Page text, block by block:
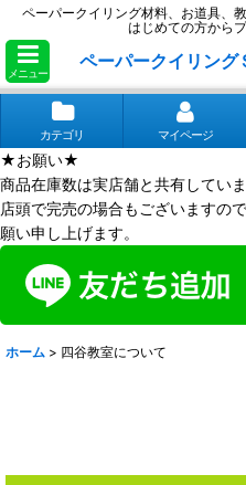
ペーパークイリング材料、お道具、
はじめての方から
メニュー
ペーパークイリング
カテゴリ マイページ
★お願い★
商品在庫数は実店舗と共有していま
店頭で完売の場合もございますの
願い申し上げます。
ホーム > 四谷教室について